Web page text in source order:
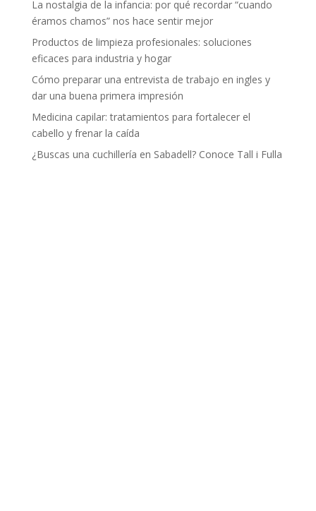
La nostalgia de la infancia: por qué recordar “cuando
éramos chamos” nos hace sentir mejor
Productos de limpieza profesionales: soluciones
eficaces para industria y hogar
Cómo preparar una entrevista de trabajo en ingles y
dar una buena primera impresión
Medicina capilar: tratamientos para fortalecer el
cabello y frenar la caída
¿Buscas una cuchillería en Sabadell? Conoce Tall i Fulla